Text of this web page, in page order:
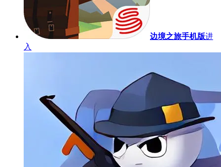
边境之旅手机版进
入